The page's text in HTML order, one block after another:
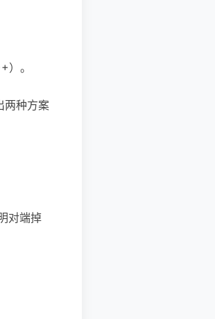
。
两种方案
对端掉